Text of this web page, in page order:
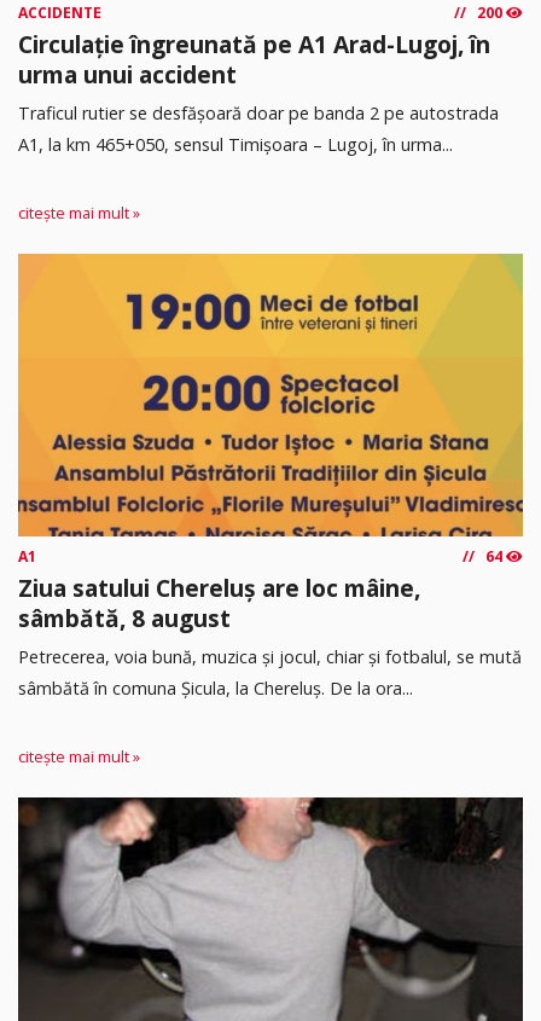
ACCIDENTE 200
Circulație îngreunată pe A1 Arad-Lugoj, în
urma unui accident
Traficul rutier se desfășoară doar pe banda 2 pe autostrada
A1, la km 465+050, sensul Timişoara – Lugoj, în urma...
citește mai mult »
A1 64
Ziua satului Chereluș are loc mâine,
sâmbătă, 8 august
Petrecerea, voia bună, muzica și jocul, chiar și fotbalul, se mută
sâmbătă în comuna Șicula, la Chereluș. De la ora...
citește mai mult »